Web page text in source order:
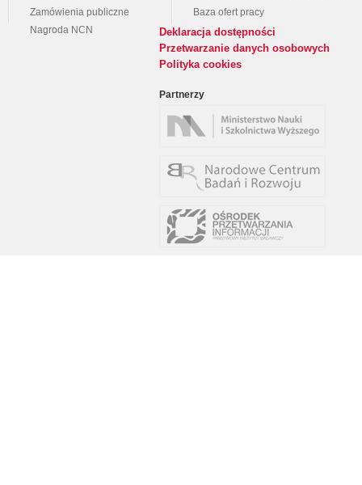
Zamówienia publiczne
Nagroda NCN
Baza ofert pracy
Deklaracja dostępności
Przetwarzanie danych osobowych
Polityka cookies
Partnerzy